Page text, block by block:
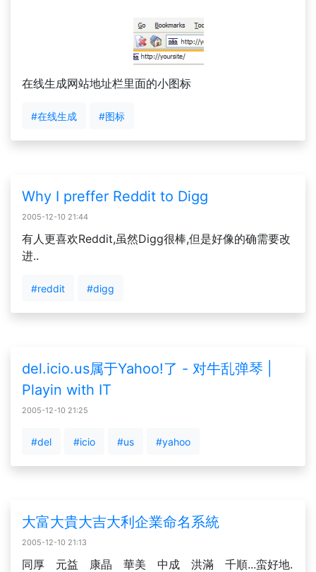
在线生成网站地址栏里面的小图标
#在线生成 #图标
Why I preffer Reddit to Digg
2005-12-10 21:44
有人更喜欢Reddit,虽然Digg很棒,但是好像的确需要改
进..
#reddit #digg
del.icio.us属于Yahoo!了 - 对牛乱弹琴 |
Playin with IT
2005-12-10 21:25
#del #icio #us #yahoo
大富大貴大吉大利企業命名系統
2005-12-10 21:13
同厚 元益 康晶 華美 中成 洪滿 千順...蛮好地.